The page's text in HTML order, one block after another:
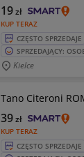
KUP TERAZ
19zł
CZĘSTO SPRZEDAJE
SPRZEDAJĄCY:
Kielce
Tano Citeroni
KUP TERAZ
39zł
CZĘSTO SPRZEDAJE